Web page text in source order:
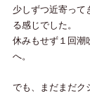
少しずつ近寄って
る感じでした。
休みもせず１回潮
へ。
でも、まだまだク